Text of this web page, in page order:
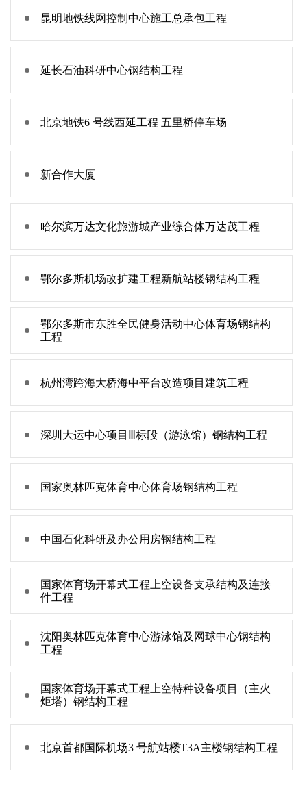
昆明地铁线网控制中心施工总承包工程
延长石油科研中心钢结构工程
北京地铁6 号线西延工程 五里桥停车场
新合作大厦
哈尔滨万达文化旅游城产业综合体万达茂工程
鄂尔多斯机场改扩建工程新航站楼钢结构工程
鄂尔多斯市东胜全民健身活动中心体育场钢结构
工程
杭州湾跨海大桥海中平台改造项目建筑工程
深圳大运中心项目Ⅲ标段（游泳馆）钢结构工程
国家奥林匹克体育中心体育场钢结构工程
中国石化科研及办公用房钢结构工程
国家体育场开幕式工程上空设备支承结构及连接
件工程
沈阳奥林匹克体育中心游泳馆及网球中心钢结构
工程
国家体育场开幕式工程上空特种设备项目（主火
炬塔）钢结构工程
北京首都国际机场3 号航站楼T3A主楼钢结构工程